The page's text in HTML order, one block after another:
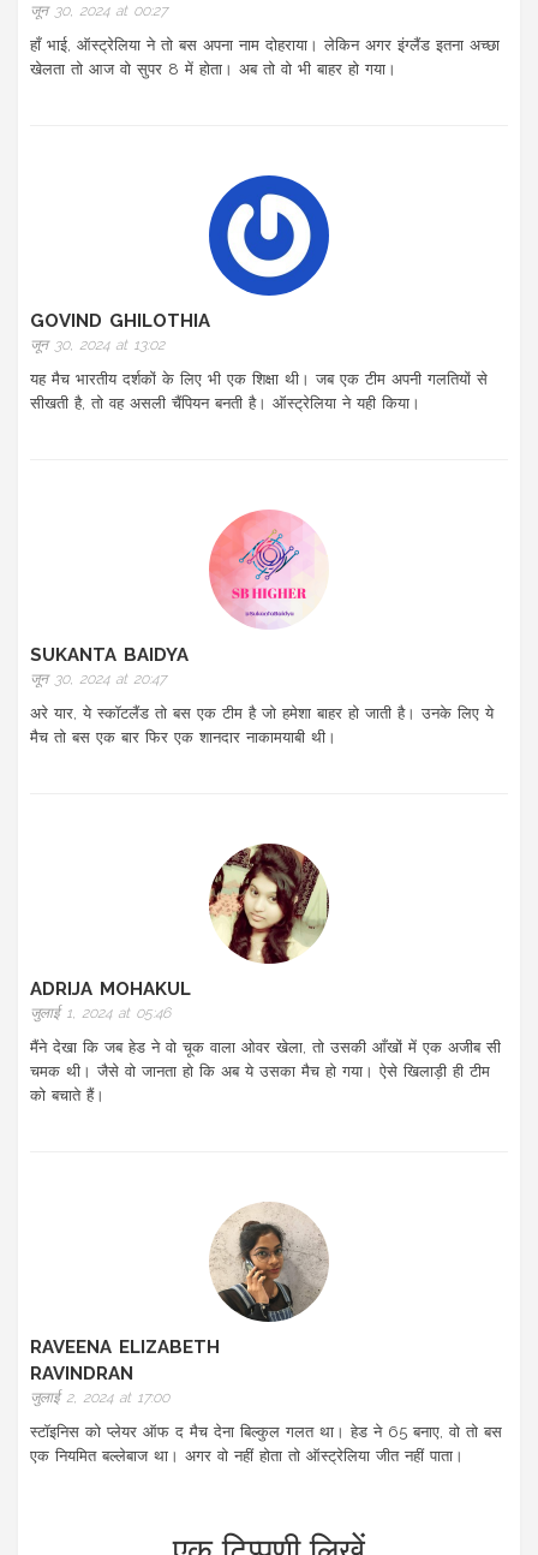
जून 30, 2024 at 00:27
हाँ भाई, ऑस्ट्रेलिया ने तो बस अपना नाम दोहराया। लेकिन अगर इंग्लैंड इतना अच्छा
खेलता तो आज वो सुपर 8 में होता। अब तो वो भी बाहर हो गया।
GOVIND GHILOTHIA
जून 30, 2024 at 13:02
यह मैच भारतीय दर्शकों के लिए भी एक शिक्षा थी। जब एक टीम अपनी गलतियों से
सीखती है, तो वह असली चैंपियन बनती है। ऑस्ट्रेलिया ने यही किया।
SUKANTA BAIDYA
जून 30, 2024 at 20:47
अरे यार, ये स्कॉटलैंड तो बस एक टीम है जो हमेशा बाहर हो जाती है। उनके लिए ये
मैच तो बस एक बार फिर एक शानदार नाकामयाबी थी।
ADRIJA MOHAKUL
जुलाई 1, 2024 at 05:46
मैंने देखा कि जब हेड ने वो चूक वाला ओवर खेला, तो उसकी आँखों में एक अजीब सी
चमक थी। जैसे वो जानता हो कि अब ये उसका मैच हो गया। ऐसे खिलाड़ी ही टीम
को बचाते हैं।
RAVEENA ELIZABETH
RAVINDRAN
जुलाई 2, 2024 at 17:00
स्टॉइनिस को प्लेयर ऑफ द मैच देना बिल्कुल गलत था। हेड ने 65 बनाए, वो तो बस
एक नियमित बल्लेबाज था। अगर वो नहीं होता तो ऑस्ट्रेलिया जीत नहीं पाता।